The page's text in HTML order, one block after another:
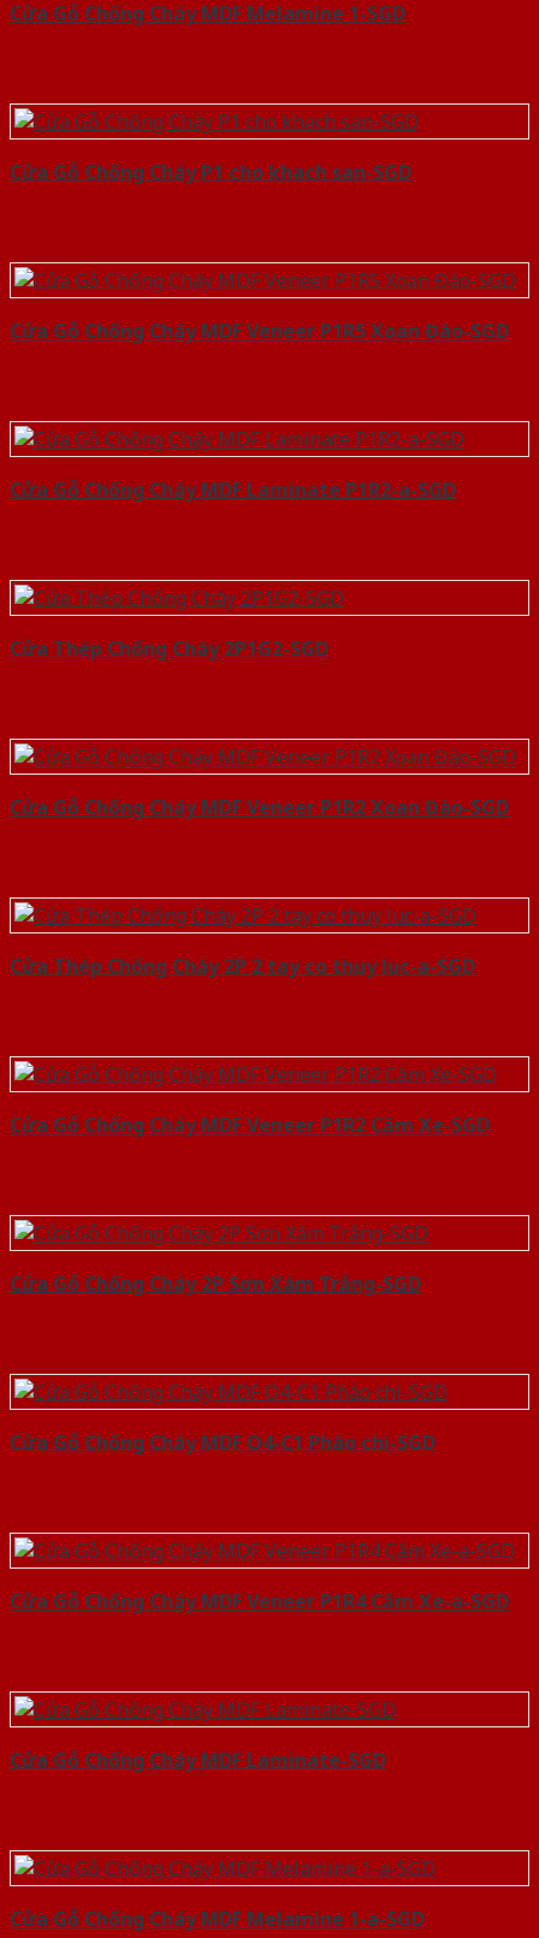
Cửa Gỗ Chống Cháy MDF Melamine 1-SGD
Cửa Gỗ Chống Cháy P1 cho khach san-SGD
Cửa Gỗ Chống Cháy MDF Veneer P1R5 Xoan Đào-SGD
Cửa Gỗ Chống Cháy MDF Laminate P1R2-a-SGD
Cửa Thép Chống Cháy 2P1G2-SGD
Cửa Gỗ Chống Cháy MDF Veneer P1R2 Xoan Đào-SGD
Cửa Thép Chống Cháy 2P 2 tay co thuy luc-a-SGD
Cửa Gỗ Chống Cháy MDF Veneer P1R2 Căm Xe-SGD
Cửa Gỗ Chống Cháy 2P Sơn Xám Trắng-SGD
Cửa Gỗ Chống Cháy MDF O4-C1 Phào chi-SGD
Cửa Gỗ Chống Cháy MDF Veneer P1R4 Căm Xe-a-SGD
Cửa Gỗ Chống Cháy MDF Laminate-SGD
Cửa Gỗ Chống Cháy MDF Melamine 1-a-SGD